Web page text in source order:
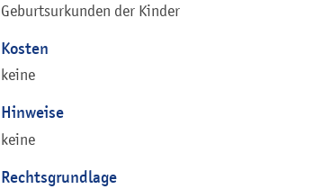
Geburtsurkunden der Kinder
Kosten
keine
Hinweise
keine
Rechtsgrundlage